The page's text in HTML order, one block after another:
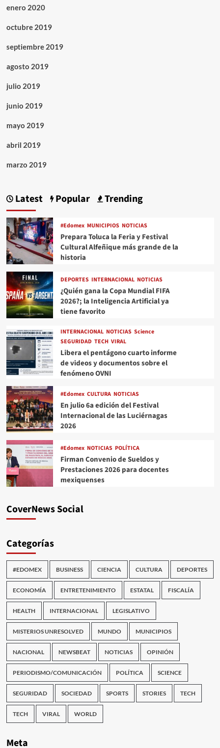
enero 2020
octubre 2019
septiembre 2019
agosto 2019
julio 2019
junio 2019
mayo 2019
abril 2019
marzo 2019
Latest Popular Trending
#Edomex MUNICIPIOS NOTICIAS
Prepara Toluca la Feria y Festival
Cultural Alfeñique más grande de la
historia
DEPORTES INTERNACIONAL NOTICIAS
¿Quién gana la Copa Mundial FIFA
2026?; la Inteligencia Artificial ya
tiene favorito
INTERNACIONAL NOTICIAS Science
SEGURIDAD TECH VIRAL
Libera el pentágono cuarto informe
de videos y documentos sobre el
fenómeno OVNI
#Edomex CULTURA NOTICIAS
En julio 6a edición del Festival
Internacional de las Luciérnagas
2026
#Edomex NOTICIAS POLÍTICA
Firman Convenio de Sueldos y
Prestaciones 2026 para docentes
mexiquenses
CoverNews Social
Categorías
#EDOMEX BUSINESS CIENCIA CULTURA DEPORTES
ECONOMÍA ENTRETENIMIENTO ESTATAL FISCALÍA
HEALTH INTERNACIONAL LEGISLATIVO
MISTERIOS UNRESOLVED MUNDO MUNICIPIOS
NACIONAL NEWSBEAT NOTICIAS OPINIÓN
PERIODISMO/COMUNICACIÓN POLÍTICA SCIENCE
SEGURIDAD SOCIEDAD SPORTS STORIES TECH
TECH VIRAL WORLD
Meta